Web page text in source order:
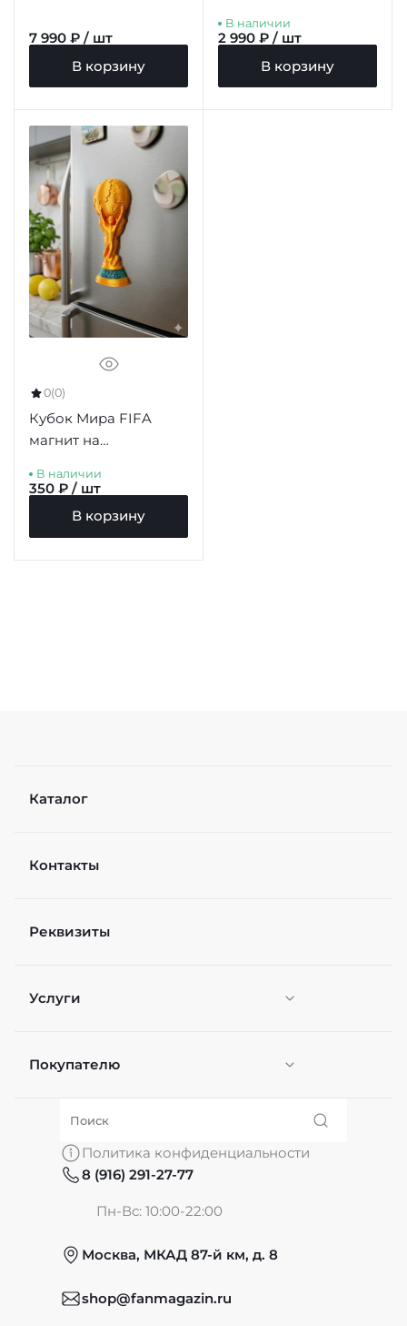
7 990 ₽ / шт
В корзину
В наличии
2 990 ₽ / шт
В корзину
0(0)
Кубок Мира FIFA
магнит на
В наличии
350 ₽ / шт
В корзину
Каталог
Контакты
Реквизиты
Услуги
Персонификация
Покупателю
О нас
Обмен и возврат
Политика конфиденциальности
8 (916) 291-27-77
Пн-Вс: 10:00-22:00
Москва, МКАД 87-й км, д. 8
shop@fanmagazin.ru